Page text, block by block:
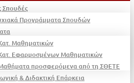
Σπουδές
Προγράμματα Σπουδών
Μαθηματικών
Εφαρμοσμένων Μαθηματικών
προσφερόμενα από τη ΣΘΕΤΕ
& Διδακτική Επάρκεια